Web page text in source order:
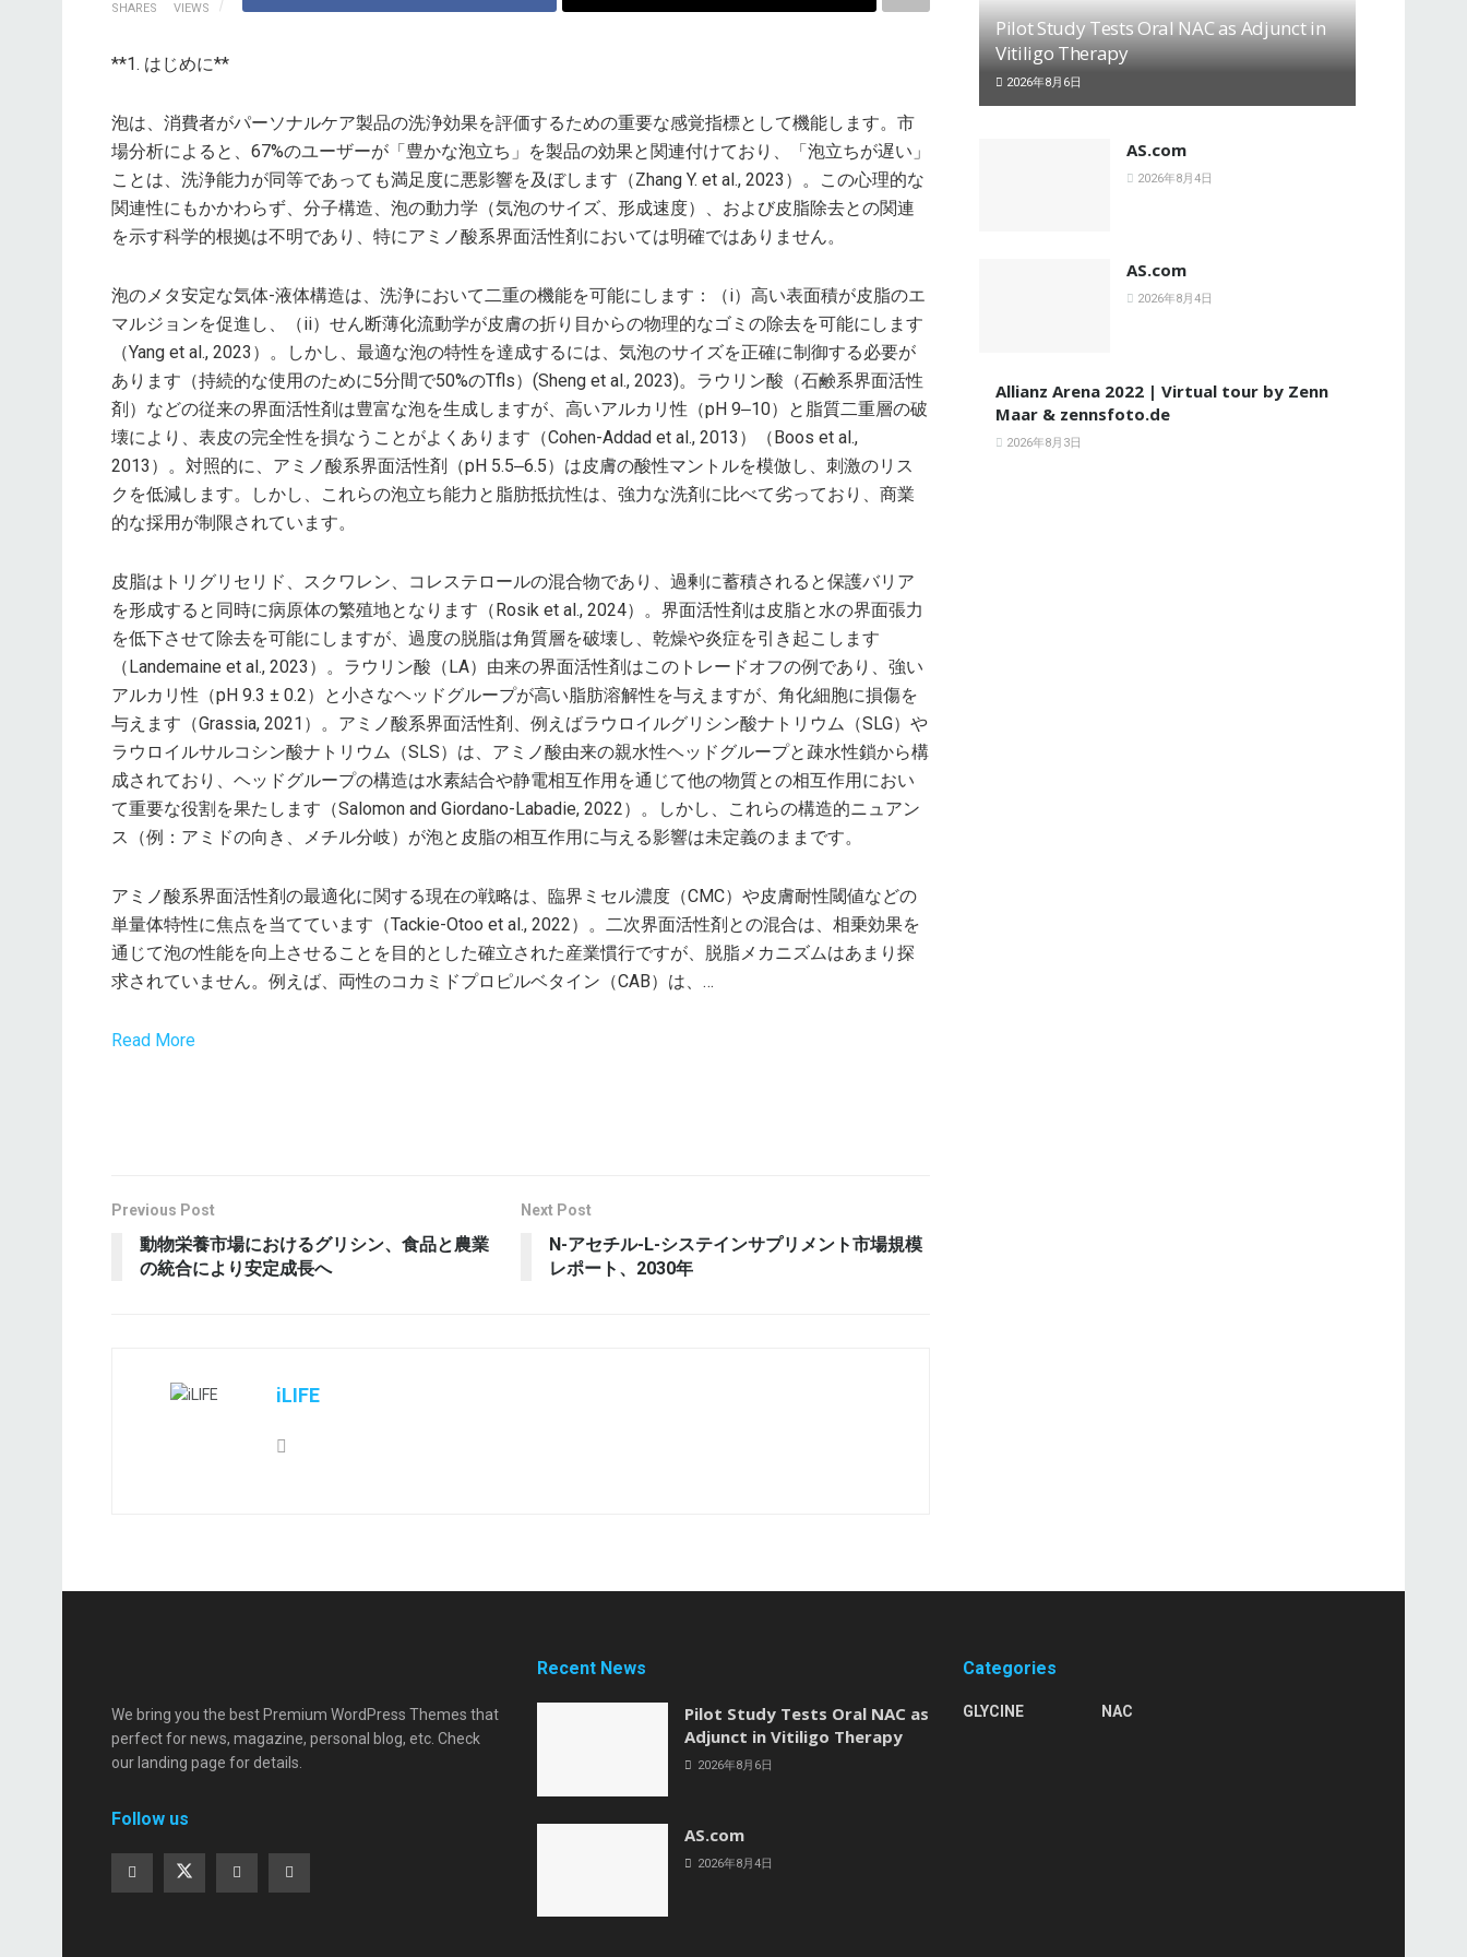
SHARES VIEWS
**1. はじめに**
泡は、消費者がパーソナルケア製品の洗浄効果を評価するための重要な感覚指標として機能します。市
場分析によると、67%のユーザーが「豊かな泡立ち」を製品の効果と関連付けており、「泡立ちが遅い」
ことは、洗浄能力が同等であっても満足度に悪影響を及ぼします（Zhang Y. et al., 2023）。この心理的な
関連性にもかかわらず、分子構造、泡の動力学（気泡のサイズ、形成速度）、および皮脂除去との関連
を示す科学的根拠は不明であり、特にアミノ酸系界面活性剤においては明確ではありません。
泡のメタ安定な気体-液体構造は、洗浄において二重の機能を可能にします：（i）高い表面積が皮脂のエ
マルジョンを促進し、（ii）せん断薄化流動学が皮膚の折り目からの物理的なゴミの除去を可能にします
（Yang et al., 2023）。しかし、最適な泡の特性を達成するには、気泡のサイズを正確に制御する必要が
あります（持続的な使用のために5分間で50%のTfls）(Sheng et al., 2023)。ラウリン酸（石鹸系界面活性
剤）などの従来の界面活性剤は豊富な泡を生成しますが、高いアルカリ性（pH 9‒10）と脂質二重層の破
壊により、表皮の完全性を損なうことがよくあります（Cohen-Addad et al., 2013）（Boos et al.,
2013）。対照的に、アミノ酸系界面活性剤（pH 5.5‒6.5）は皮膚の酸性マントルを模倣し、刺激のリス
クを低減します。しかし、これらの泡立ち能力と脂肪抵抗性は、強力な洗剤に比べて劣っており、商業
的な採用が制限されています。
皮脂はトリグリセリド、スクワレン、コレステロールの混合物であり、過剰に蓄積されると保護バリア
を形成すると同時に病原体の繁殖地となります（Rosik et al., 2024）。界面活性剤は皮脂と水の界面張力
を低下させて除去を可能にしますが、過度の脱脂は角質層を破壊し、乾燥や炎症を引き起こします
（Landemaine et al., 2023）。ラウリン酸（LA）由来の界面活性剤はこのトレードオフの例であり、強い
アルカリ性（pH 9.3 ± 0.2）と小さなヘッドグループが高い脂肪溶解性を与えますが、角化細胞に損傷を
与えます（Grassia, 2021）。アミノ酸系界面活性剤、例えばラウロイルグリシン酸ナトリウム（SLG）や
ラウロイルサルコシン酸ナトリウム（SLS）は、アミノ酸由来の親水性ヘッドグループと疎水性鎖から構
成されており、ヘッドグループの構造は水素結合や静電相互作用を通じて他の物質との相互作用におい
て重要な役割を果たします（Salomon and Giordano-Labadie, 2022）。しかし、これらの構造的ニュアン
ス（例：アミドの向き、メチル分岐）が泡と皮脂の相互作用に与える影響は未定義のままです。
アミノ酸系界面活性剤の最適化に関する現在の戦略は、臨界ミセル濃度（CMC）や皮膚耐性閾値などの
単量体特性に焦点を当てています（Tackie-Otoo et al., 2022）。二次界面活性剤との混合は、相乗効果を
通じて泡の性能を向上させることを目的とした確立された産業慣行ですが、脱脂メカニズムはあまり探
求されていません。例えば、両性のコカミドプロピルベタイン（CAB）は、…
Read More
Previous Post
動物栄養市場におけるグリシン、食品と農業
の統合により安定成長へ
Next Post
N-アセチル-L-システインサプリメント市場規模
レポート、2030年
iLIFE
Pilot Study Tests Oral NAC as Adjunct in
Vitiligo Therapy
2026年8月6日
AS.com
2026年8月4日
AS.com
2026年8月4日
Allianz Arena 2022 | Virtual tour by Zenn
Maar & zennsfoto.de
2026年8月3日
We bring you the best Premium WordPress Themes that
perfect for news, magazine, personal blog, etc. Check
our landing page for details.
Follow us
Recent News
Pilot Study Tests Oral NAC as
Adjunct in Vitiligo Therapy
2026年8月6日
AS.com
2026年8月4日
Categories
GLYCINE NAC